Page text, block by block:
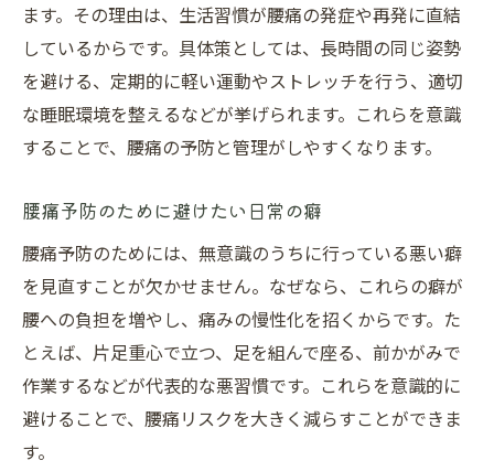
ます。その理由は、生活習慣が腰痛の発症や再発に直結
しているからです。具体策としては、長時間の同じ姿勢
を避ける、定期的に軽い運動やストレッチを行う、適切
な睡眠環境を整えるなどが挙げられます。これらを意識
することで、腰痛の予防と管理がしやすくなります。
腰痛予防のために避けたい日常の癖
腰痛予防のためには、無意識のうちに行っている悪い癖
を見直すことが欠かせません。なぜなら、これらの癖が
腰への負担を増やし、痛みの慢性化を招くからです。た
とえば、片足重心で立つ、足を組んで座る、前かがみで
作業するなどが代表的な悪習慣です。これらを意識的に
避けることで、腰痛リスクを大きく減らすことができま
す。